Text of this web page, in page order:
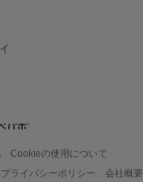
Cookieの使用について
プライバシーポリシー 会社概要